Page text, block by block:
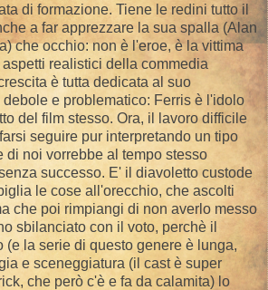
di formazione. Tiene le redini tutto il
a far apprezzare la sua spalla (Alan
che occhio: non è l'eroe, è la vittima
realistici della commedia
è tutta dedicata al suo
e problematico: Ferris è l'idolo
del film stesso. Ora, il lavoro difficile
seguire pur interpretando un tipo
di noi vorrebbe al tempo stesso
successo. E' il diavoletto custode
le cose all'orecchio, che ascolti
che poi rimpiangi di non averlo messo
sbilanciato con il voto, perchè il
(e la serie di questo genere è lunga,
e sceneggiatura (il cast è super
che però c'è e fa da calamita) lo